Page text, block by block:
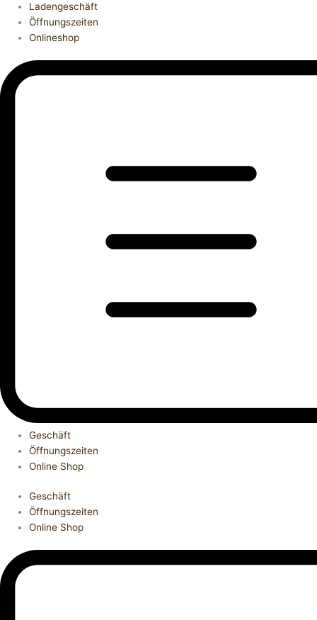
Ladengeschäft
Öffnungszeiten
Onlineshop
Geschäft
Öffnungszeiten
Online Shop
Geschäft
Öffnungszeiten
Online Shop